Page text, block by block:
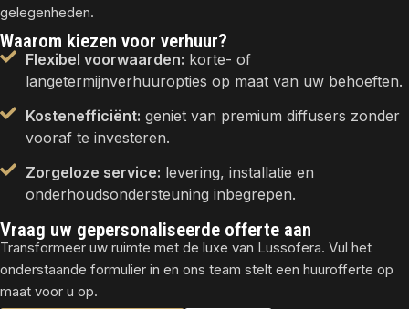
gelegenheden.
Waarom kiezen voor verhuur?
Flexibel voorwaarden: korte- of
langetermijnverhuuropties op maat van uw behoeften.
Kostenefficiënt: geniet van premium diffusers zonder
vooraf te investeren.
Zorgeloze service: levering, installatie en
onderhoudsondersteuning inbegrepen.
Vraag uw gepersonaliseerde offerte aan
Transformeer uw ruimte met de luxe van Lussofera. Vul het
onderstaande formulier in en ons team stelt een huurofferte op
maat voor u op.